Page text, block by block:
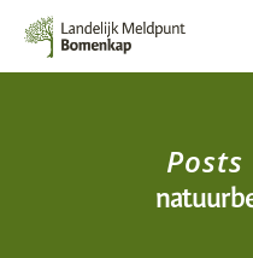
Posts